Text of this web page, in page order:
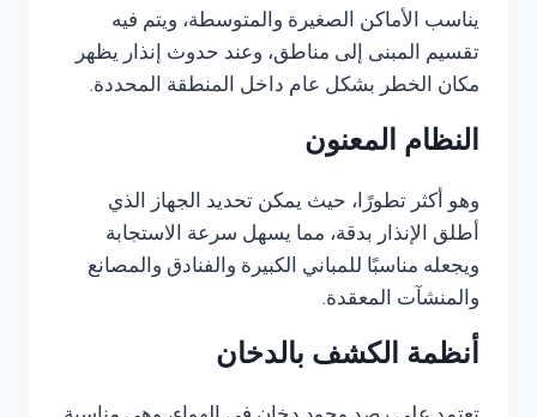
يناسب الأماكن الصغيرة والمتوسطة، ويتم فيه
تقسيم المبنى إلى مناطق، وعند حدوث إنذار يظهر
مكان الخطر بشكل عام داخل المنطقة المحددة.
النظام المعنون
وهو أكثر تطورًا، حيث يمكن تحديد الجهاز الذي
أطلق الإنذار بدقة، مما يسهل سرعة الاستجابة
ويجعله مناسبًا للمباني الكبيرة والفنادق والمصانع
والمنشآت المعقدة.
أنظمة الكشف بالدخان